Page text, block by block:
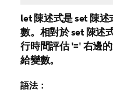
let陳述式是set 陳述
數。相對於set陳述
行時間評估 '=' 右邊
給變數。
語法：